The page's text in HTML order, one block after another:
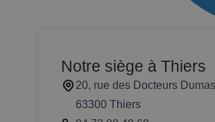
Notre siège à Thiers
20, rue des Docteurs Dumas
63300 Thiers